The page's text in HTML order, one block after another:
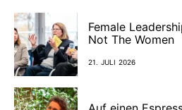
Female
Not The Women
21. JULI 2026